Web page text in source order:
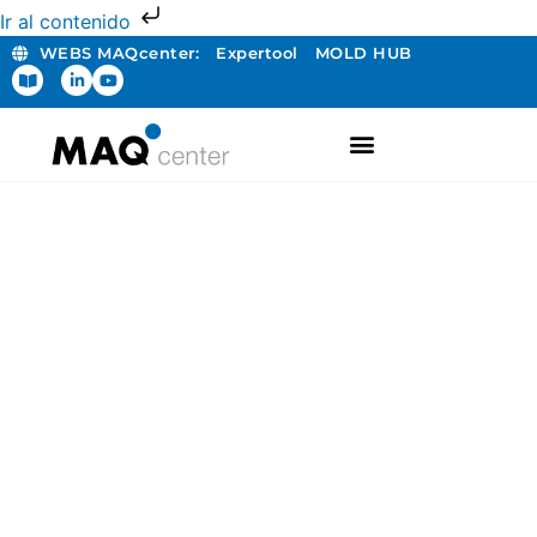
Ir al contenido
WEBS MAQcenter: Expertool MOLD HUB